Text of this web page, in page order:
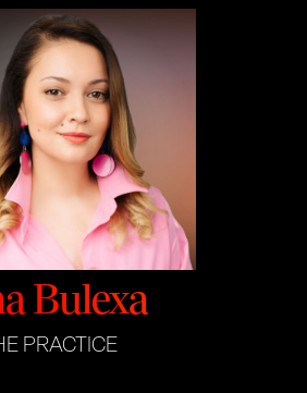
Bulexa
PRACTICE